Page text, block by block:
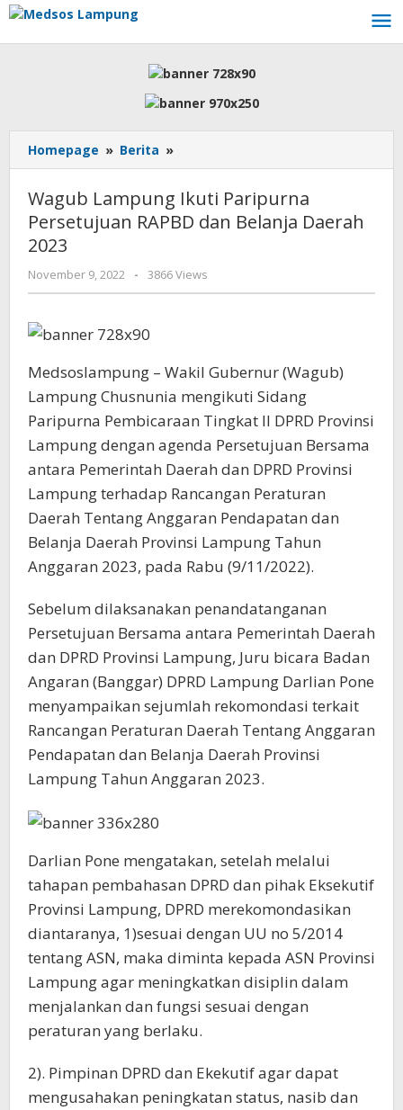
Skip
content
Homepage » Berita »
Lampung
Paripurna
Persetujuan
Belanja
Daerah
Wagub Lampung Ikuti Paripurna
Persetujuan RAPBD dan Belanja Daerah
2023
November 9, 2022
by
AdminML
- 3866 Views
Medsoslampung – Wakil Gubernur (Wagub)
Lampung Chusnunia mengikuti Sidang
Paripurna Pembicaraan Tingkat II DPRD Provinsi
Lampung dengan agenda Persetujuan Bersama
antara Pemerintah Daerah dan DPRD Provinsi
Lampung terhadap Rancangan Peraturan
Daerah Tentang Anggaran Pendapatan dan
Belanja Daerah Provinsi Lampung Tahun
Anggaran 2023, pada Rabu (9/11/2022).
Sebelum dilaksanakan penandatanganan
Persetujuan Bersama antara Pemerintah Daerah
dan DPRD Provinsi Lampung, Juru bicara Badan
Angaran (Banggar) DPRD Lampung Darlian Pone
menyampaikan sejumlah rekomondasi terkait
Rancangan Peraturan Daerah Tentang Anggaran
Pendapatan dan Belanja Daerah Provinsi
Lampung Tahun Anggaran 2023.
Darlian Pone mengatakan, setelah melalui
tahapan pembahasan DPRD dan pihak Eksekutif
Provinsi Lampung, DPRD merekomondasikan
diantaranya, 1)sesuai dengan UU no 5/2014
tentang ASN, maka diminta kepada ASN Provinsi
Lampung agar meningkatkan disiplin dalam
menjalankan dan fungsi sesuai dengan
peraturan yang berlaku.
2). Pimpinan DPRD dan Ekekutif agar dapat
mengusahakan peningkatan status, nasib dan